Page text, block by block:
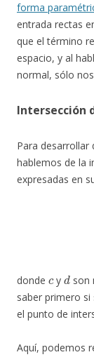
forma
entrada rectas
que el término
espacio, y al
normal, sólo
Intersección
Para
hablemos de la
expresadas en
donde y
d
son
saber primero si
el punto de
Aquí, podemos